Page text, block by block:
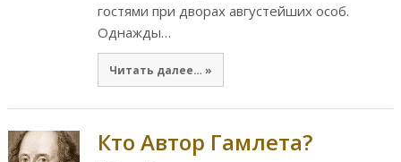
гостями при дворах августейших особ.
Однажды…
Читать далее… »
Кто Автор Гамлета?